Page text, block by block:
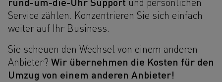
Service zählen. Konzentrieren Sie sich einfach
weiter auf Ihr Business.
Sie scheuen den Wechsel von einem anderen
Anbieter? Wir übernehmen die Kosten für den
Umzug von einem anderen Anbieter!